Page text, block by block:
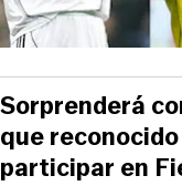
Sorprenderá
que
participar en